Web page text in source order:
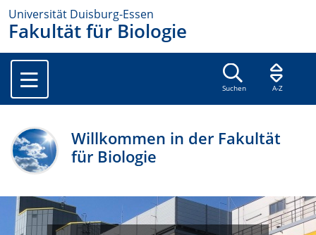
Universität Duisburg-Essen
Fakultät für Biologie
Suchen A-Z
Willkommen in der Fakultät
für Biologie